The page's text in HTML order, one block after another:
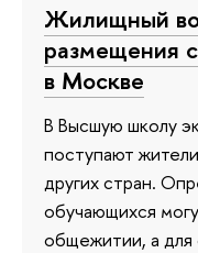
Жилищный
размещения
в Москве
В Высшую школу
поступают
других стран.
обучающихся
общежитии, а для